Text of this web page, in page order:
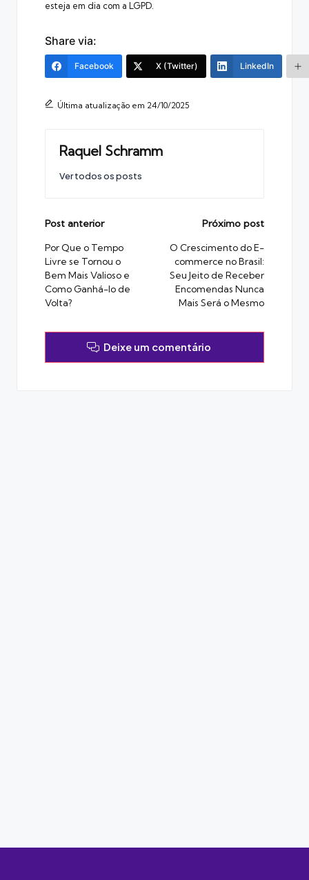
esteja em dia com a LGPD.
Share via:
Facebook X (Twitter) LinkedIn
Última atualização em 24/10/2025
Raquel Schramm
Ver todos os posts
Post
navigation
Post anterior
Por Que o Tempo
Livre se Tornou o
Bem Mais Valioso e
Como Ganhá-lo de
Volta?
Próximo post
O Crescimento do E-
commerce no Brasil:
Seu Jeito de Receber
Encomendas Nunca
Mais Será o Mesmo
Deixe um comentário